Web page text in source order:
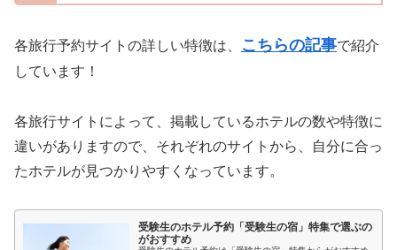
各旅行予約サイトの詳しい特徴は、 こちらの記事で紹介
しています！
各旅行サイトによって、掲載しているホテルの数や特徴に
違いがありますので、それぞれのサイトから、自分に合っ
たホテルが見つかりやすくなっています。
受験生のホテル予約「受験生の宿」特集で選ぶの
がおすすめ